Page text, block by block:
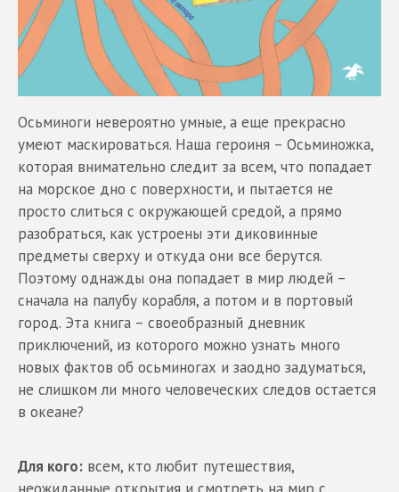
Осьминоги невероятно умные, а еще прекрасно
умеют маскироваться. Наша героиня – Осьминожка,
которая внимательно следит за всем, что попадает
на морское дно с поверхности, и пытается не
просто слиться с окружающей средой, а прямо
разобраться, как устроены эти диковинные
предметы сверху и откуда они все берутся.
Поэтому однажды она попадает в мир людей –
сначала на палубу корабля, а потом и в портовый
город. Эта книга – своеобразный дневник
приключений, из которого можно узнать много
новых фактов об осьминогах и заодно задуматься,
не слишком ли много человеческих следов остается
в океане?
Для кого: всем, кто любит путешествия,